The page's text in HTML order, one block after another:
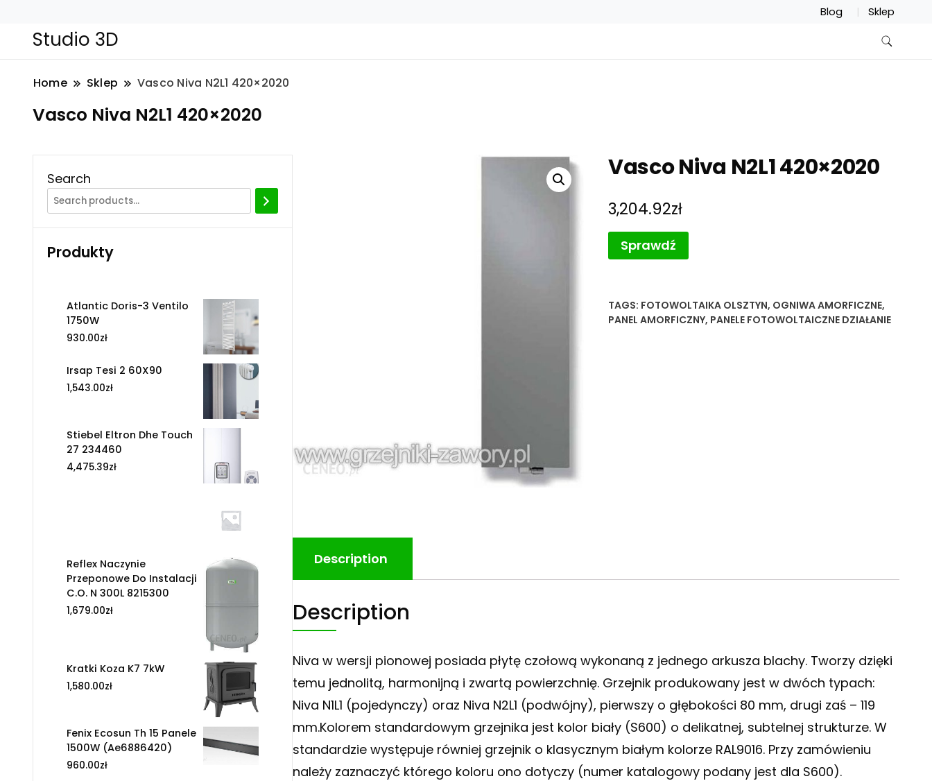
Blog Sklep
Studio 3D
Home Sklep Vasco Niva N2L1 420×2020
Vasco Niva N2L1 420×2020
Vasco Niva N2L1 420×2020
3,204.92zł
Sprawdź
TAGS: FOTOWOLTAIKA OLSZTYN, OGNIWA AMORFICZNE,
PANEL AMORFICZNY, PANELE FOTOWOLTAICZNE DZIAŁANIE
Description
Description
Niva w wersji pionowej posiada płytę czołową wykonaną z jednego arkusza blachy. Tworzy dzięki
temu jednolitą, harmonijną i zwartą powierzchnię. Grzejnik produkowany jest w dwóch typach:
Niva N1L1 (pojedynczy) oraz Niva N2L1 (podwójny), pierwszy o głębokości 80 mm, drugi zaś – 119
mm.Kolorem standardowym grzejnika jest kolor biały (S600) o delikatnej, subtelnej strukturze. W
standardzie występuje równiej grzejnik o klasycznym białym kolorze RAL9016. Przy zamówieniu
należy zaznaczyć którego koloru ono dotyczy (numer katalogowy podany jest dla S600).
Search
Produkty
Atlantic Doris-3 Ventilo
1750W
930.00zł
Irsap Tesi 2 60X90
1,543.00zł
Stiebel Eltron Dhe Touch
27 234460
4,475.39zł
Reflex Naczynie
Przeponowe Do Instalacji
C.O. N 300L 8215300
1,679.00zł
Kratki Koza K7 7kW
1,580.00zł
Fenix Ecosun Th 15 Panele
1500W (Ae6886420)
960.00zł